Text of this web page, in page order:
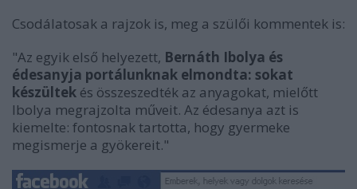
Csodálatosak a rajzok is, meg a szülői kommentek is:
"Az egyik első helyezett, Bernáth Ibolya és
édesanyja portálunknak elmondta: sokat
készültek és összeszedték az anyagokat, mielőtt
Ibolya megrajzolta műveit. Az édesanya azt is
kiemelte: fontosnak tartotta, hogy gyermeke
megismerje a gyökereit."